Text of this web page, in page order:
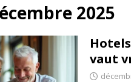
[ août 2, 2026 ]
Les
[ août 2, 2026 ]
Meilleure
ACTU
2025
vaut